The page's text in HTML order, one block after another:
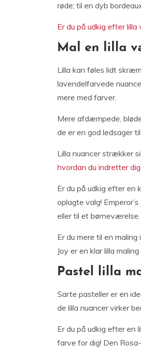
røde; til en dyb
Er du på udkig efter
Mal en lilla
Lilla kan føles lidt
lavendelfarvede
mere med farver.
Mere afdæmpede,
de er en god ledsager
Lilla nuancer strækker
hvordan du indretter
Er du på udkig efter en
oplagte valg!
eller til et børneværelse.
Er du mere til en
Joy er en klar lilla
Pastel lilla
Sarte pasteller er en
de lilla nuancer virker
Er du på udkig efter en
farve for dig! Den